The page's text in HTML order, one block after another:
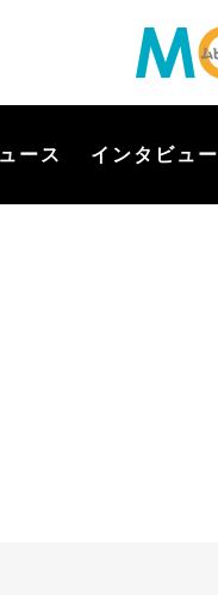
ース インタビュー